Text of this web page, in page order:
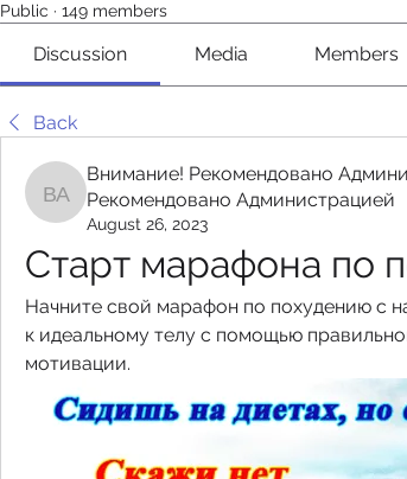
Public · 149 members
Discussion Media Members
Back
Внимание! Рекомендовано
Внимание! Рекомендовано
Рекомендовано Администрацией
August 26, 2023
Старт марафона по
Начните свой марафон по похудению с
к идеальному телу с помощью
мотивации.